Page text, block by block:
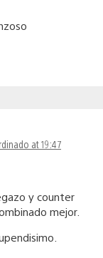
at 19:47
y counter
mejor.